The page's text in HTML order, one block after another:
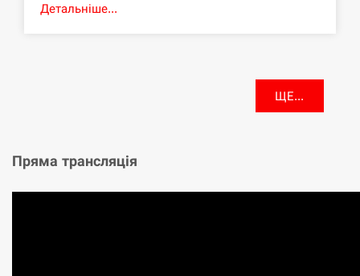
Детальніше...
ЩЕ...
Пряма трансляція